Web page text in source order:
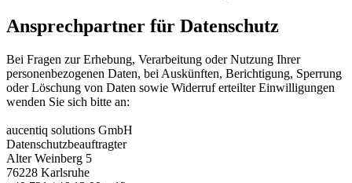
Ansprechpartner für Datenschutz
Bei Fragen zur Erhebung, Verarbeitung oder Nutzung Ihrer
personenbezogenen Daten, bei Auskünften, Berichtigung, Sperrung
oder Löschung von Daten sowie Widerruf erteilter Einwilligungen
wenden Sie sich bitte an:
aucentiq solutions GmbH
Datenschutzbeauftragter
Alter Weinberg 5
76228 Karlsruhe